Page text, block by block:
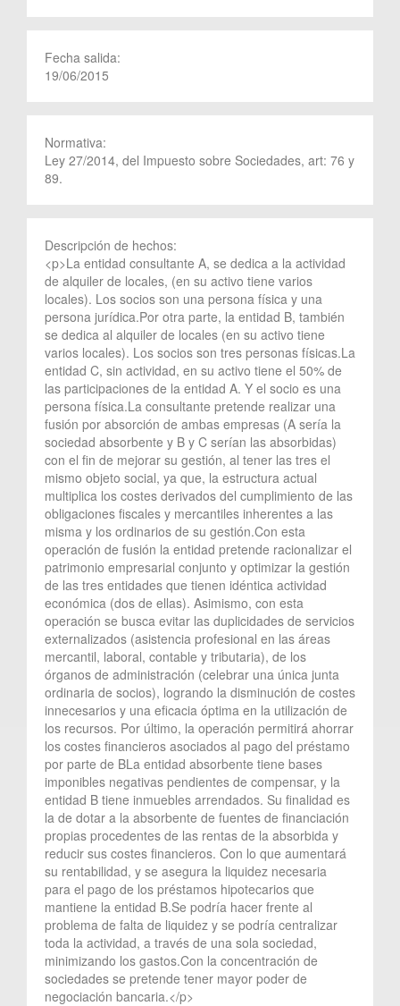
Fecha salida:
19/06/2015
Normativa:
Ley 27/2014, del Impuesto sobre Sociedades, art: 76 y
89.
Descripción de hechos:
<p>La entidad consultante A, se dedica a la actividad
de alquiler de locales, (en su activo tiene varios
locales). Los socios son una persona física y una
persona jurídica.Por otra parte, la entidad B, también
se dedica al alquiler de locales (en su activo tiene
varios locales). Los socios son tres personas físicas.La
entidad C, sin actividad, en su activo tiene el 50% de
las participaciones de la entidad A. Y el socio es una
persona física.La consultante pretende realizar una
fusión por absorción de ambas empresas (A sería la
sociedad absorbente y B y C serían las absorbidas)
con el fin de mejorar su gestión, al tener las tres el
mismo objeto social, ya que, la estructura actual
multiplica los costes derivados del cumplimiento de las
obligaciones fiscales y mercantiles inherentes a las
misma y los ordinarios de su gestión.Con esta
operación de fusión la entidad pretende racionalizar el
patrimonio empresarial conjunto y optimizar la gestión
de las tres entidades que tienen idéntica actividad
económica (dos de ellas). Asimismo, con esta
operación se busca evitar las duplicidades de servicios
externalizados (asistencia profesional en las áreas
mercantil, laboral, contable y tributaria), de los
órganos de administración (celebrar una única junta
ordinaria de socios), logrando la disminución de costes
innecesarios y una eficacia óptima en la utilización de
los recursos. Por último, la operación permitirá ahorrar
los costes financieros asociados al pago del préstamo
por parte de BLa entidad absorbente tiene bases
imponibles negativas pendientes de compensar, y la
entidad B tiene inmuebles arrendados. Su finalidad es
la de dotar a la absorbente de fuentes de financiación
propias procedentes de las rentas de la absorbida y
reducir sus costes financieros. Con lo que aumentará
su rentabilidad, y se asegura la liquidez necesaria
para el pago de los préstamos hipotecarios que
mantiene la entidad B.Se podría hacer frente al
problema de falta de liquidez y se podría centralizar
toda la actividad, a través de una sola sociedad,
minimizando los gastos.Con la concentración de
sociedades se pretende tener mayor poder de
negociación bancaria.</p>